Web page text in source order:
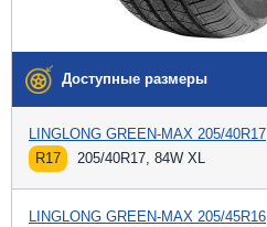
Доступные размеры
LINGLONG GREEN-MAX 205/40R17
R17
205/40R17, 84W XL
LINGLONG GREEN-MAX 205/45R16